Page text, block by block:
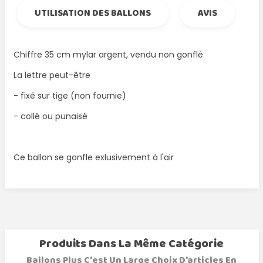
UTILISATION DES BALLONS AVIS
Chiffre 35 cm mylar argent, vendu non gonflé
La lettre peut-être
- fixé sur tige (non fournie)
- collé ou punaisé
Ce ballon se gonfle exlusivement à l'air
Produits Dans La Même Catégorie